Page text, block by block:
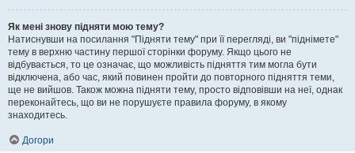
Як мені знову підняти мою тему?
Натиснувши на посилання "Підняти тему" при її перегляді, ви "піднімете"
тему в верхню частину першої сторінки форуму. Якщо цього не
відбувається, то це означає, що можливість підняття тим могла бути
відключена, або час, який повинен пройти до повторного підняття теми,
ще не вийшов. Також можна підняти тему, просто відповівши на неї, однак
переконайтесь, що ви не порушуєте правила форуму, в якому
знаходитесь.
Догори